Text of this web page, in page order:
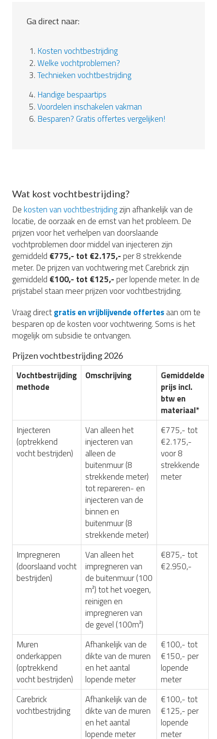
Ga direct naar:
1. Kosten vochtbestrijding
2.Welke vochtproblemen?
3.Technieken vochtbestrijding
4. Handige bespaartips
5.Voordelen inschakelen vakman
6. Besparen? Gratis offertes vergelijken!
Wat kost vochtbestrijding?
Dekosten van vochtbestrijdingzijn afhankelijk van de
locatie, de oorzaak en de ernst van het probleem. De
prijzen voor het verhelpen van doorslaande
vochtproblemen door middel van injecteren zijn
gemiddeld €775,- tot €2.175,- per 8 strekkende
meter. De prijzen van vochtwering met Carebrick zijn
gemiddeld €100,- tot €125,- per lopende meter. In de
prijstabel staan meer prijzen voor vochtbestrijding.
Vraag directgratis en vrijblijvende offertesaan om te
besparen op de kosten voor vochtwering. Soms is het
mogelijk om subsidie te ontvangen.
Prijzen vochtbestrijding 2026
Vochtbestrijding
methode
Omschrijving
Gemiddelde
prijs incl.
btw en
materiaal*
Injecteren
(optrekkend
vocht bestrijden)
Van alleen het
injecteren van
alleen de
buitenmuur (8
strekkende meter)
tot repareren- en
injecteren van de
binnen en
buitenmuur (8
strekkende meter)
€775,- tot
€2.175,-
voor 8
strekkende
meter
Impregneren
(doorslaand vocht
bestrijden)
Van alleen het
impregneren van
de buitenmuur (100
m²) tot het voegen,
reinigen en
impregneren van
de gevel (100m²)
€875,- tot
€2.950,-
Muren
onderkappen
(optrekkend
vocht bestrijden)
Afhankelijk van de
dikte van de muren
en het aantal
lopende meter
€100,- tot
€150,- per
lopende
meter
Carebrick
vochtbestrijding
Afhankelijk van de
dikte van de muren
en het aantal
lopende meter
€100,- tot
€125,- per
lopende
meter